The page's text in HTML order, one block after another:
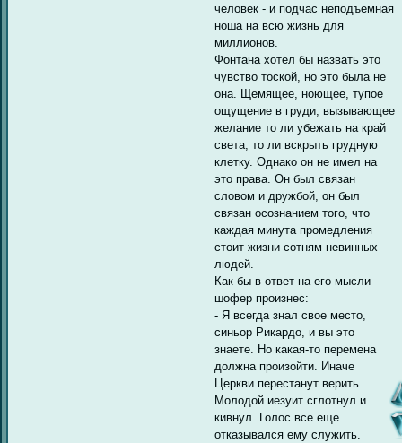
человек - и подчас неподъемная
ноша на всю жизнь для
миллионов.
Фонтана хотел бы назвать это
чувство тоской, но это была не
она. Щемящее, ноющее, тупое
ощущение в груди, вызывающее
желание то ли убежать на край
света, то ли вскрыть грудную
клетку. Однако он не имел на
это права. Он был связан
словом и дружбой, он был
связан осознанием того, что
каждая минута промедления
стоит жизни сотням невинных
людей.
Как бы в ответ на его мысли
шофер произнес:
- Я всегда знал свое место,
синьор Рикардо, и вы это
знаете. Но какая-то перемена
должна произойти. Иначе
Церкви перестанут верить.
Молодой иезуит сглотнул и
кивнул. Голос все еще
отказывался ему служить.